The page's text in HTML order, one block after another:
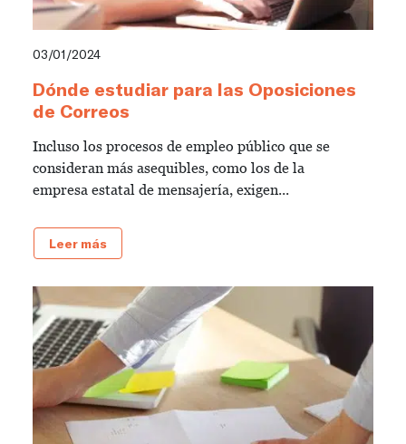
03/01/2024
Dónde estudiar para las Oposiciones
de Correos
Incluso los procesos de empleo público que se
consideran más asequibles, como los de la
empresa estatal de mensajería, exigen...
Leer más